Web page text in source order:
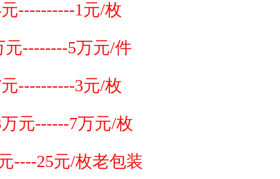
投资论坛
----------1元/枚
--------5万元/件
----------3元/枚
元------7万元/枚
25元/枚老包装